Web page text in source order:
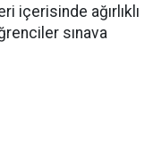
içerisinde ağırlıklı
sınava